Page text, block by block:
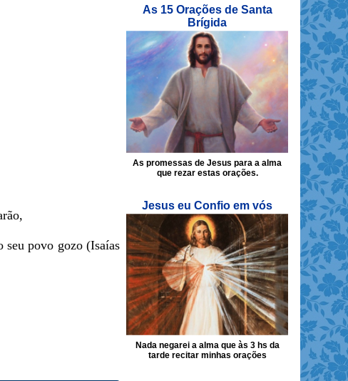
seu povo gozo (Isaías
As 15 Orações de Santa
Brígida
As promessas de Jesus para a alma
que rezar estas orações.
Jesus eu Confio em vós
Nada negarei a alma que às 3 hs da
tarde recitar minhas orações